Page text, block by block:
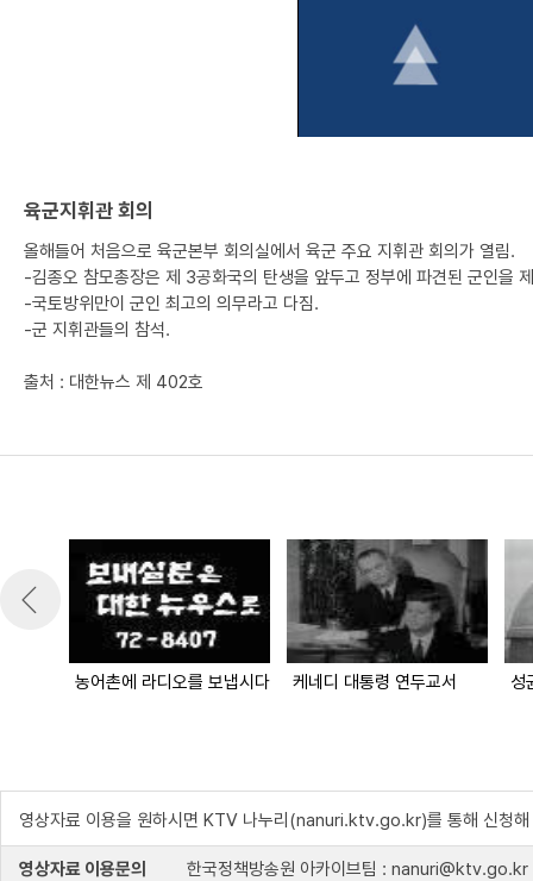
육군지휘관 회의
올해들어 처음으로 육군본부 회의실에서 육군 주요 지휘관 회의가 열림.
-김종오 참모총장은 제 3공화국의 탄생을 앞두고 정부에 파견된 군인을
-국토방위만이 군인 최고의 의무라고 다짐.
-군 지휘관들의 참석.
출처 : 대한뉴스 제 402호
농어촌에 라디오를 보냅시다 케네디 대통령 연두교서 성
영상자료 이용을 원하시면 KTV 나누리(nanuri.ktv.go.kr)를 통해 신청해
영상자료 이용문의 한국정책방송원 아카이브팀 : nanuri@ktv.go.kr